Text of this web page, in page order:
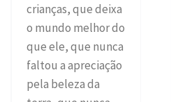
crianças, que deixa
o mundo melhor do
que ele, que nunca
faltou a apreciação
pela beleza da